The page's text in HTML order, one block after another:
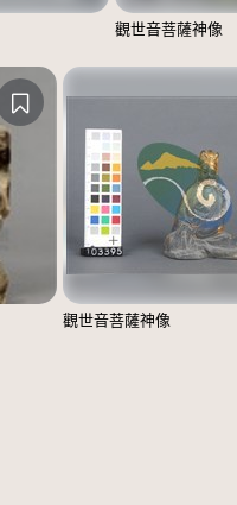
觀世音菩薩神像
觀世音菩薩神像